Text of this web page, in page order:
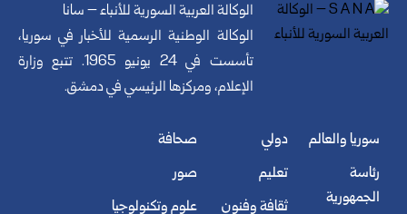
الوكالة العربية السورية للأنباء – سانا
الوكالة الوطنية الرسمية للأخبار في سوريا،
تأسست في 24 يونيو 1965. تتبع وزارة
الإعلام، ومركزها الرئيسي في دمشق.
سوريا والعالم
رئاسة
الجمهورية
دولي
تعليم
ثقافة وفنون
صحافة
صور
علوم وتكنولوجيا